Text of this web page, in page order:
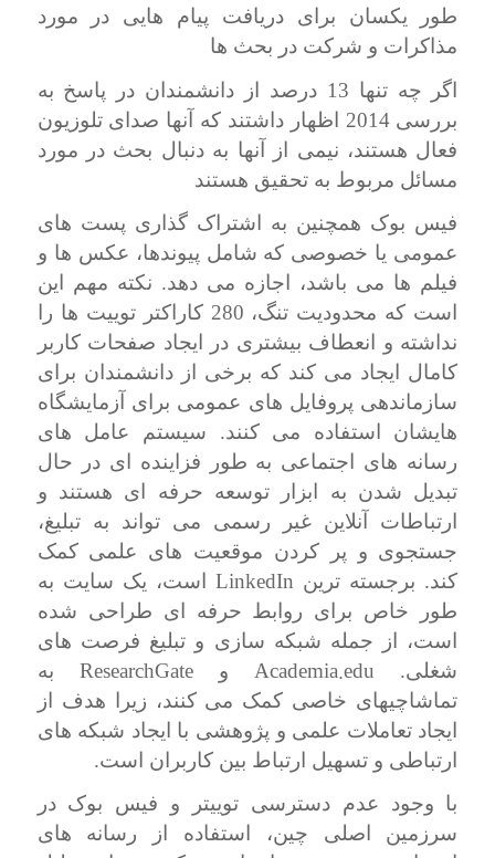
طور یکسان برای دریافت پیام هایی در مورد
مذاکرات و شرکت در بحث ها
اگر چه تنها 13 درصد از دانشمندان در پاسخ به
بررسی 2014 اظهار داشتند که آنها صدای تلوزیون
فعال هستند، نیمی از آنها به دنبال بحث در مورد
مسائل مربوط به تحقیق هستند
فیس بوک همچنین به اشتراک گذاری پست های
عمومی یا خصوصی که شامل پیوندها، عکس ها و
فیلم ها می باشد، اجازه می دهد. نکته مهم این
است که محدودیت تنگ، 280 کاراکتر توییت ها را
نداشته و انعطاف بیشتری در ایجاد صفحات کاربر
کامال ایجاد می کند که برخی از دانشمندان برای
سازماندهی پروفایل های عمومی برای آزمایشگاه
هایشان استفاده می کنند. سیستم عامل های
رسانه های اجتماعی به طور فزاینده ای در حال
تبدیل شدن به ابزار توسعه حرفه ای هستند و
ارتباطات آنلاین غیر رسمی می تواند به تبلیغ،
جستجوی و پر کردن موقعیت های علمی کمک
کند. برجسته ترین LinkedIn است، یک سایت به
طور خاص برای روابط حرفه ای طراحی شده
است، از جمله شبکه سازی و تبلیغ فرصت های
شغلی. Academia.edu وResearchGate
به
تماشاچیهای خاصی کمک می کنند، زیرا هدف از
ایجاد تعاملات علمی و پژوهشی با ایجاد شبکه های
ارتباطی و تسهیل ارتباط بین کاربران است.
با وجود عدم دسترسی توییتر و فیس بوک در
سرزمین اصلی چین، استفاده از رسانه های